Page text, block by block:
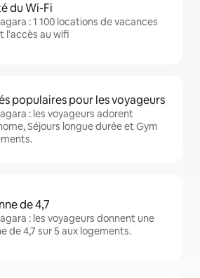
du Wi-Fi
: 1 100 locations de vacances
l'accès au wifi
populaires pour les voyageurs
: les voyageurs adorent
Séjours longue durée et Gym
de 4,7
: les voyageurs donnent une
de 4,7 sur 5 aux logements.